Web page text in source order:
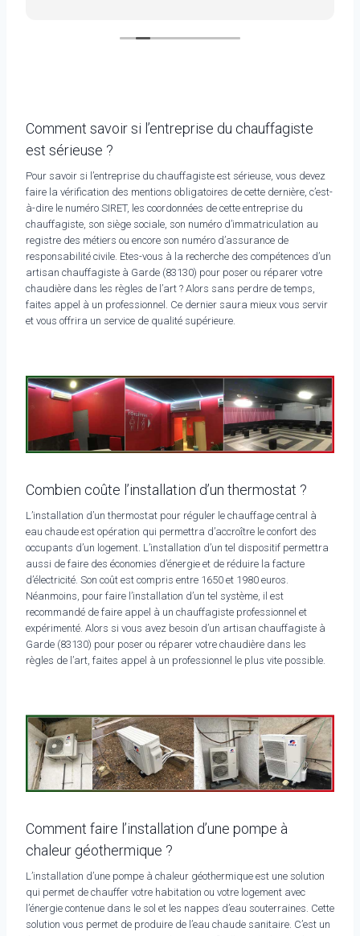
Comment savoir si l’entreprise du chauffagiste
est sérieuse ?
Pour savoir si l’entreprise du chauffagiste est sérieuse, vous devez
faire la vérification des mentions obligatoires de cette dernière, c’est-
à-dire le numéro SIRET, les coordonnées de cette entreprise du
chauffagiste, son siège sociale, son numéro d’immatriculation au
registre des métiers ou encore son numéro d’assurance de
responsabilité civile. Etes-vous à la recherche des compétences d’un
artisan chauffagiste à Garde (83130) pour poser ou réparer votre
chaudière dans les règles de l’art ? Alors sans perdre de temps,
faites appel à un professionnel. Ce dernier saura mieux vous servir
et vous offrira un service de qualité supérieure.
Combien coûte l’installation d’un thermostat ?
L’installation d’un thermostat pour réguler le chauffage central à
eau chaude est opération qui permettra d’accroître le confort des
occupants d’un logement. L’installation d’un tel dispositif permettra
aussi de faire des économies d’énergie et de réduire la facture
d’électricité. Son coût est compris entre 1650 et 1980 euros.
Néanmoins, pour faire l’installation d’un tel système, il est
recommandé de faire appel à un chauffagiste professionnel et
expérimenté. Alors si vous avez besoin d’un artisan chauffagiste à
Garde (83130) pour poser ou réparer votre chaudière dans les
règles de l’art, faites appel à un professionnel le plus vite possible.
Comment faire l’installation d’une pompe à
chaleur géothermique ?
L’installation d’une pompe à chaleur géothermique est une solution
qui permet de chauffer votre habitation ou votre logement avec
l’énergie contenue dans le sol et les nappes d’eau souterraines. Cette
solution vous permet de produire de l’eau chaude sanitaire. C’est un